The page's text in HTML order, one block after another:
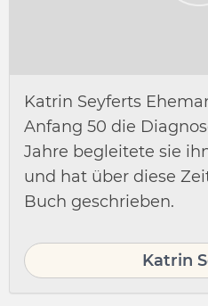
Katrin Seyferts
Anfang 50 die
Jahre begleitete sie
und hat über diese
Buch geschrieben.
Katrin